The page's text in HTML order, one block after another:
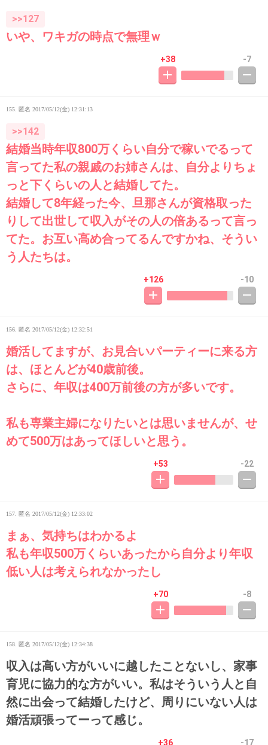
>>127
いや、ワキガの時点で無理ｗ
+38 -7
155. 匿名 2017/05/12(金) 12:31:13
>>142
結婚当時年収800万くらい自分で稼いでるって
言ってた私の親戚のお姉さんは、自分よりちょ
っと下くらいの人と結婚してた。
結婚して8年経った今、旦那さんが資格取った
りして出世して収入がその人の倍あるって言っ
てた。お互い高め合ってるんですかね、そうい
う人たちは。
+126 -10
156. 匿名 2017/05/12(金) 12:32:51
婚活してますが、お見合いパーティーに来る方
は、ほとんどが40歳前後。
さらに、年収は400万前後の方が多いです。
私も専業主婦になりたいとは思いませんが、せ
めて500万はあってほしいと思う。
+53 -22
157. 匿名 2017/05/12(金) 12:33:02
まぁ、気持ちはわかるよ
私も年収500万くらいあったから自分より年収
低い人は考えられなかったし
+70 -8
158. 匿名 2017/05/12(金) 12:34:38
収入は高い方がいいに越したことないし、家事
育児に協力的な方がいい。私はそういう人と自
然に出会って結婚したけど、周りにいない人は
婚活頑張ってーって感じ。
+36 -17